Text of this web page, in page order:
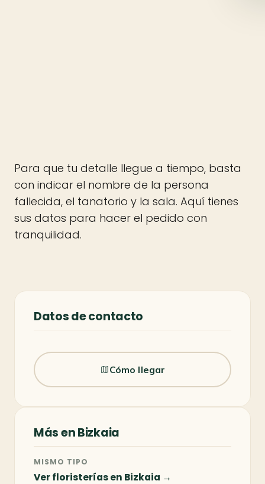
Para que tu detalle llegue a tiempo, basta
con indicar el nombre de la persona
fallecida, el tanatorio y la sala. Aquí tienes
sus datos para hacer el pedido con
tranquilidad.
Datos de contacto
Cómo llegar
Más en Bizkaia
MISMO TIPO
Ver floristerías en Bizkaia →